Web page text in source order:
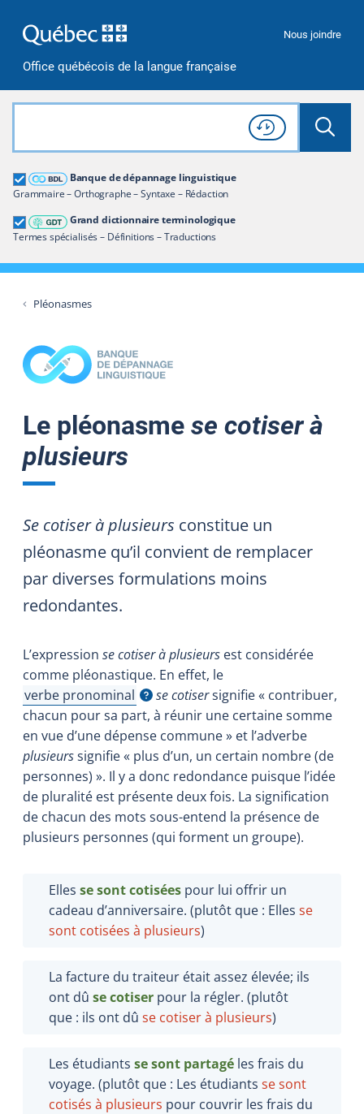
Office québécois de la langue française
Nous joindre
Rechercher dans tout le site
Lancer
Consulter l'
Historique
de recherche
Banque de dépannage linguistique
Grammaire – Orthographe – Syntaxe – Rédaction
Grand dictionnaire terminologique
Termes spécialisés – Définitions – Traductions
Grand dictionnaire terminologique
Restreindre aux termes
Pléonasmes
Le pléonasme se cotiser à
plusieurs
Se cotiser à plusieurs constitue un
pléonasme qu’il convient de remplacer
par diverses formulations moins
redondantes.
L’expression secotiser à plusieurs est considérée
comme pléonastique. En effet, le
verbe pronominal
Afficher l'infobulle se cotisersignifie « contribuer,
chacun pour sa part, à réunir une certaine somme
en vue d’une dépense commune » et l’adverbe
plusieurssignifie « plus d’un, un certain nombre (de
personnes) ». Il y a donc redondance puisque l’idée
de pluralité est présente deux fois. La signification
de chacun des mots sous-entend la présence de
plusieurs personnes (qui forment un groupe).
Elles se sont cotisées pour lui offrir un
cadeau d’anniversaire. (plutôt que : Elles se
sont cotisées à plusieurs)
La facture du traiteur était assez élevée; ils
ont dû se cotiser pour la régler. (plutôt
que : ils ont dû se cotiser à plusieurs)
Les étudiants se sont partagé les frais du
voyage. (plutôt que : Les étudiants se sont
cotisés à plusieurs pour couvrir les frais du